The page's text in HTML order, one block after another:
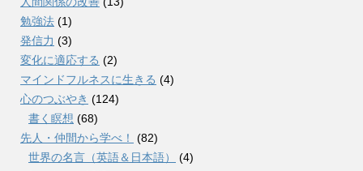
勉強法 (1)
発信力 (3)
変化に適応する (2)
マインドフルネスに生きる (4)
心のつぶやき (124)
書く瞑想 (68)
先人・仲間から学べ！
(82)
世界の名言（英語＆日本語）
(4)